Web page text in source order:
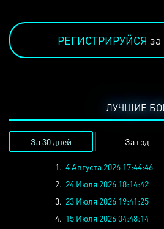
РЕГИСТРИРУЙСЯ за
ЛУЧШИЕ
За 30 дней За год
1. 4 Августа 2026 17:44:46
2. 24 Июля 2026 18:14:42
3. 23 Июля 2026 19:41:25
4. 15 Июля 2026 04:48:14